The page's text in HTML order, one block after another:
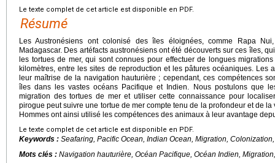
Le texte complet de cet article est disponible en PDF.
Résumé
Les Austronésiens ont colonisé des îles éloignées, comme Rapa
Madagascar. Des artéfacts austronésiens ont été découverts sur ces îles,
les tortues de mer, qui sont connues pour effectuer de longues
kilomètres, entre les sites de reproduction et les pâtures océaniques. Les
leur maîtrise de la navigation hauturière ; cependant, ces compétences
îles dans les vastes océans Pacifique et Indien. Nous postulons que
migration des tortues de mer et utiliser cette connaissance pour
pirogue peut suivre une tortue de mer compte tenu de la profondeur et de
Hommes ont ainsi utilisé les compétences des animaux à leur avantage
Le texte complet de cet article est disponible en PDF.
Keywords : Seafaring, Pacific Ocean, Indian Ocean, Migration,
Mots clés : Navigation hauturière, Océan Pacifique, Océan Indien,